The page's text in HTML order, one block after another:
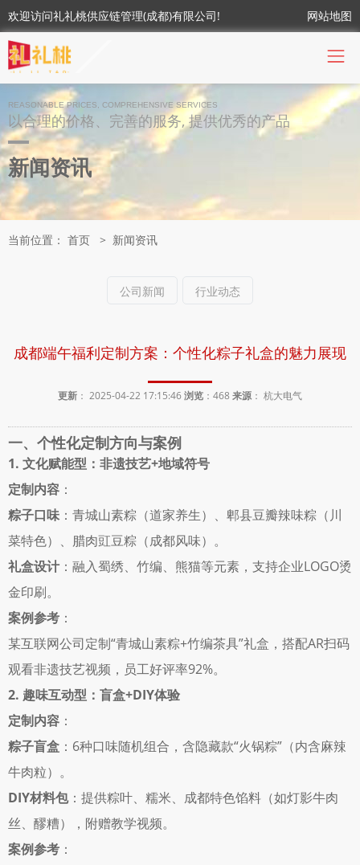
欢迎访问礼礼桃供应链管理(成都)有限公司! 网站地图
REASONABLE PRICES, COMPREHENSIVE SERVICES
以合理的价格、完善的服务, 提供优秀的产品
新闻资讯
当前位置： 首页 > 新闻资讯
公司新闻 行业动态
成都端午福利定制方案：个性化粽子礼盒的魅力展现
更新 ： 2025-04-22 17:15:46浏览 ： 468 来源： 杭大电气
一、个性化定制方向与案例
1. 文化赋能型：非遗技艺+地域符号
定制内容 ：
粽子口味：青城山素粽（道家养生）、郫县豆瓣辣味粽（川
菜特色）、腊肉豇豆粽（成都风味）。
礼盒设计 ：融入蜀绣、竹编、熊猫等元素，支持企业LOGO烫
金印刷。
案例参考 ：
某互联网公司定制“青城山素粽+竹编茶具”礼盒，搭配AR扫码
观看非遗技艺视频，员工好评率92%。
2. 趣味互动型：盲盒+DIY体验
定制内容 ：
粽子盲盒 ：6种口味随机组合，含隐藏款“火锅粽”（内含麻辣
牛肉粒）。
DIY材料包：提供粽叶、糯米、成都特色馅料（如灯影牛肉
丝、醪糟），附赠教学视频。
案例参考 ：